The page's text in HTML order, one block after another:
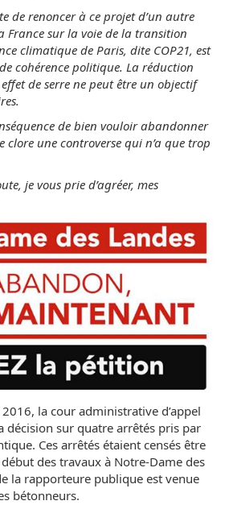
de renoncer à ce projet d’un autre
France sur la voie de la transition
climatique de Paris, dite COP21, est
cohérence politique. La réduction
de serre ne peut être un objectif
de bien vouloir abandonner
clore une controverse qui n’a que trop
je vous prie d’agréer, mes
la cour administrative d’appel
décision sur quatre arrêtés pris par
Ces arrêtés étaient censés être
des travaux à Notre-Dame des
la rapporteure publique est venue
bétonneurs.